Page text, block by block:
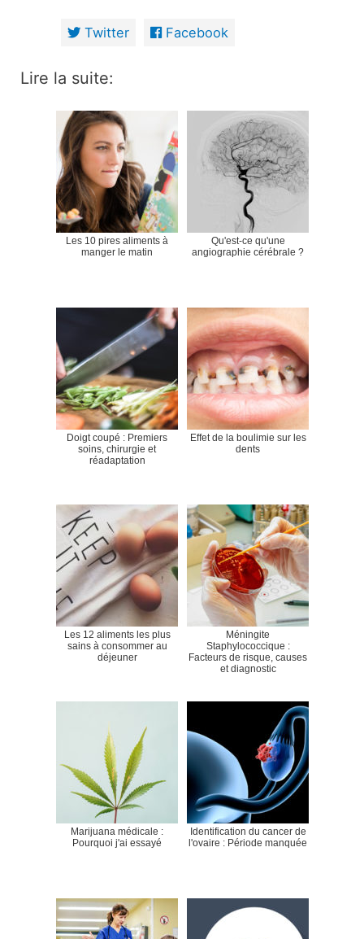
Twitter Facebook
Lire la suite:
Les 10 pires aliments à
manger le matin
Qu'est-ce qu'une
angiographie cérébrale ?
Doigt coupé : Premiers
soins, chirurgie et
réadaptation
Effet de la boulimie sur les
dents
Les 12 aliments les plus
sains à consommer au
déjeuner
Méningite
Staphylococcique :
Facteurs de risque, causes
et diagnostic
Marijuana médicale :
Pourquoi j'ai essayé
Identification du cancer de
l'ovaire : Période manquée